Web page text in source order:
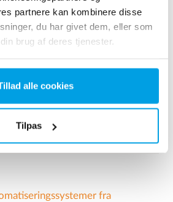
partnere kan kombinere disse
du har givet dem, eller som
brug af deres tjenester.
alle cookies
Tilpas
Samtidig stå vi klar
support ved uforudsete
fra